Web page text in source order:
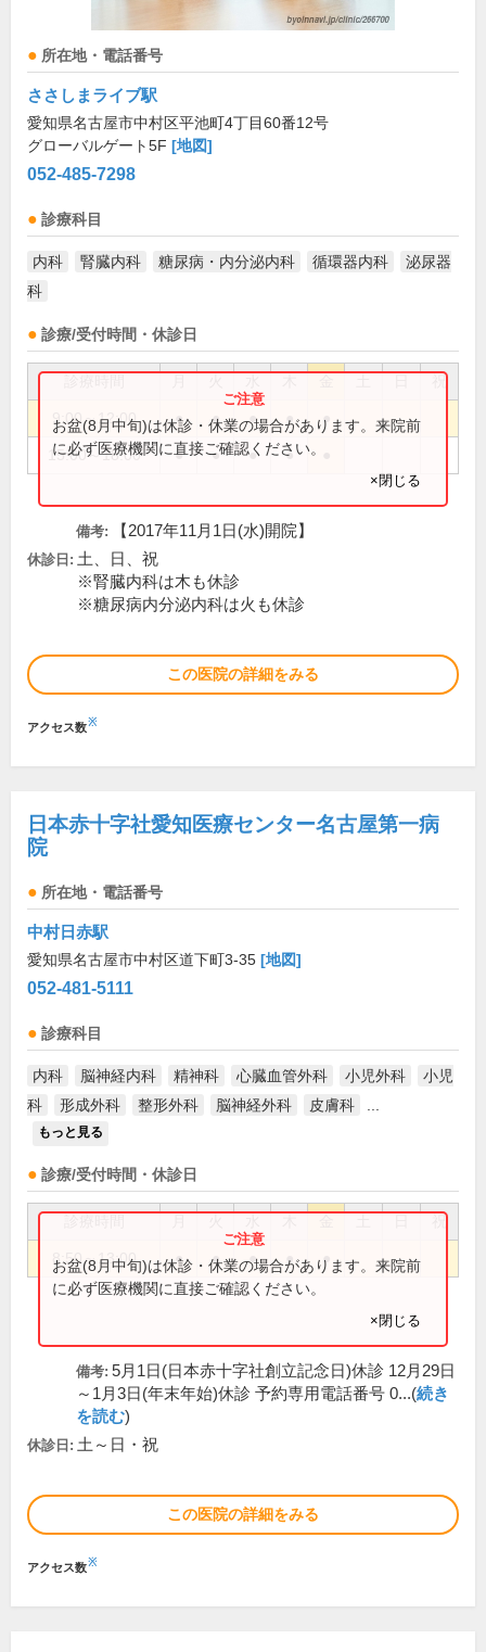
所在地・電話番号
ささしまライブ駅
愛知県名古屋市中村区平池町4丁目60番12号
グローバルゲート5F [地図]
052-485-7298
診療科目
内科 腎臓内科 糖尿病・内分泌内科 循環器内科
泌尿器
科
診療/受付時間・休診日
祝
9:00～12:00 ● ● ● ● ●
15:00～18:00 ● ● ● ●
お盆(8月中旬)は休診・休業の場合があります。来院前
に必ず医療機関に直接ご確認ください。
×閉じる
備考: 【2017年11月1日(水)開院】
休診日: 土、日、祝
※腎臓内科は木も休診
※糖尿病内分泌内科は火も休診
この医院の詳細をみる
アクセス数※
日本赤十字社愛知医療センター名古屋第一病
院
所在地・電話番号
中村日赤駅
愛知県名古屋市中村区道下町3-35 [地図]
052-481-5111
診療科目
内科 脳神経内科 精神科 心臓血管外科 小児外科
小児
科
形成外科 整形外科 脳神経外科 皮膚科
もっと見る
診療/受付時間・休診日
祝
8:50～13:00 ● ● ● ● ●
お盆(8月中旬)は休診・休業の場合があります。来院前
に必ず医療機関に直接ご確認ください。
×閉じる
備考: 5月1日(日本赤十字社創立記念日)休診 12月29日
～1月3日(年末年始)休診 予約専用電話番号 0...(続き
を読む)
休診日: 土～日・祝
この医院の詳細をみる
アクセス数※